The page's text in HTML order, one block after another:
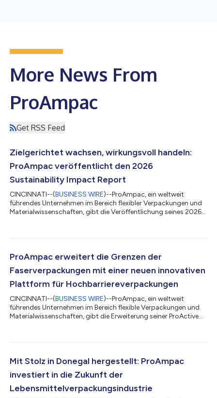
More News From
ProAmpac
Get RSS Feed
Zielgerichtet wachsen, wirkungsvoll handeln:
ProAmpac veröffentlicht den 2026
Sustainability Impact Report
CINCINNATI--(BUSINESS WIRE)--ProAmpac, ein weltweit
führendes Unternehmen im Bereich flexibler Verpackungen und
Materialwissenschaften, gibt die Veröffentlichung seines 2026
Bericht die Fortschritte des Unternehmens in den Bereichen
verantwortungsbewusste Geschäftspraktiken bei gleichzeitiger
Ausweitung seiner globalen...
ProAmpac erweitert die Grenzen der
Faserverpackungen mit einer neuen innovativen
Plattform für Hochbarriereverpackungen
CINCINNATI--(BUSINESS WIRE)--ProAmpac, ein weltweit
führendes Unternehmen im Bereich flexible Verpackungen und
Materialwissenschaften, gibt die Erweiterung seiner ProActive
entwickelt, um Marken bei der Umstellung von herkömmlichen,
Barrierewirkung, wie Papier/Folie, Papier/metallisiertes
Polyethylenterephthalat (METPET) und bestimmten Fo...
Mit Stolz in Donegal hergestellt: ProAmpac
investiert in die Zukunft der
Lebensmittelverpackungsindustrie